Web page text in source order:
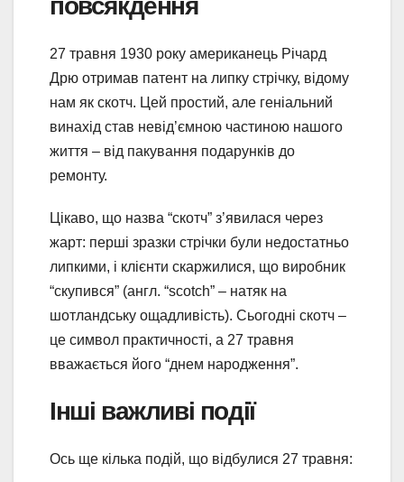
27 травня 1930 року американець Річард
Дрю отримав патент на липку стрічку, відому
нам як скотч. Цей простий, але геніальний
винахід став невід’ємною частиною нашого
життя – від пакування подарунків до
ремонту.
Цікаво, що назва “скотч” з’явилася через
жарт: перші зразки стрічки були недостатньо
липкими, і клієнти скаржилися, що виробник
“скупився” (англ. “scotch” – натяк на
шотландську ощадливість). Сьогодні скотч –
це символ практичності, а 27 травня
вважається його “днем народження”.
Інші важливі події
Ось ще кілька подій, що відбулися 27 травня: